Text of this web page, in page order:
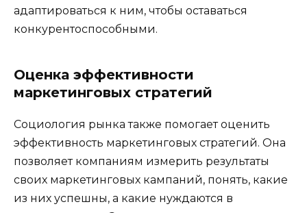
адаптироваться к ним, чтобы оставаться
конкурентоспособными.
Оценка эффективности
маркетинговых стратегий
Социология рынка также помогает оценить
эффективность маркетинговых стратегий. Она
позволяет компаниям измерить результаты
своих маркетинговых кампаний, понять, какие
из них успешны, а какие нуждаются в